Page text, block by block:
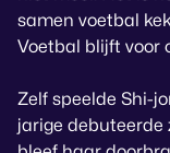
samen voetbal
Voetbal blijft voor
Zelf speelde Shi-
jarige debuteerde